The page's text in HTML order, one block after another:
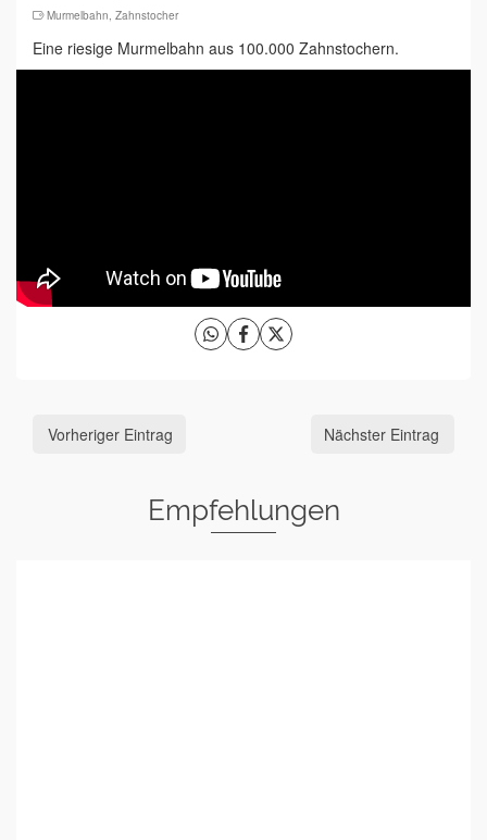
Murmelbahn, Zahnstocher
Eine riesige Murmelbahn aus 100.000 Zahnstochern.
Vorheriger Eintrag Nächster Eintrag
Empfehlungen